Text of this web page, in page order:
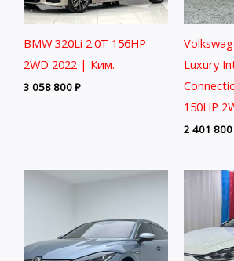
BMW 320Li 2.0T 156HP
2WD 2022 | Ким.
3 058 800₽
Luxury
150HP
2 401 800